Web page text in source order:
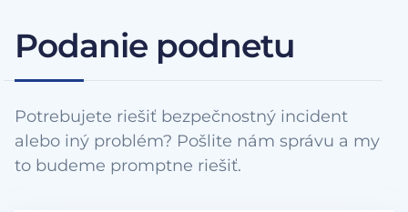
Podanie podnetu
Potrebujete riešiť bezpečnostný incident
alebo iný problém? Pošlite nám správu a my
to budeme promptne riešiť.